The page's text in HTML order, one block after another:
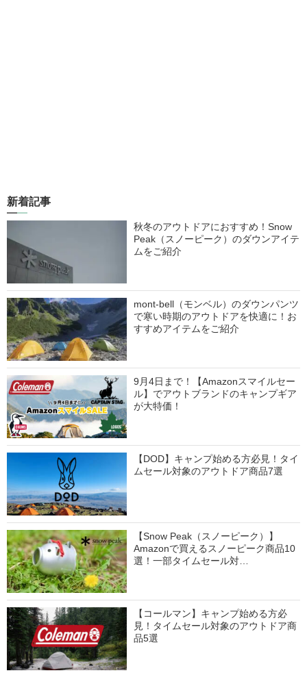
新着記事
秋冬のアウトドアにおすすめ！Snow
Peak（スノーピーク）のダウンアイテ
ムをご紹介
mont-bell（モンベル）のダウンパンツ
で寒い時期のアウトドアを快適に！お
すすめアイテムをご紹介
9月4日まで！【Amazonスマイルセー
ル】でアウトブランドのキャンプギア
が大特価！
【DOD】キャンプ始める方必見！タイ
ムセール対象のアウトドア商品7選
【Snow Peak（スノーピーク）】
Amazonで買えるスノーピーク商品10
選！一部タイムセール対…
【コールマン】キャンプ始める方必
見！タイムセール対象のアウトドア商
品5選